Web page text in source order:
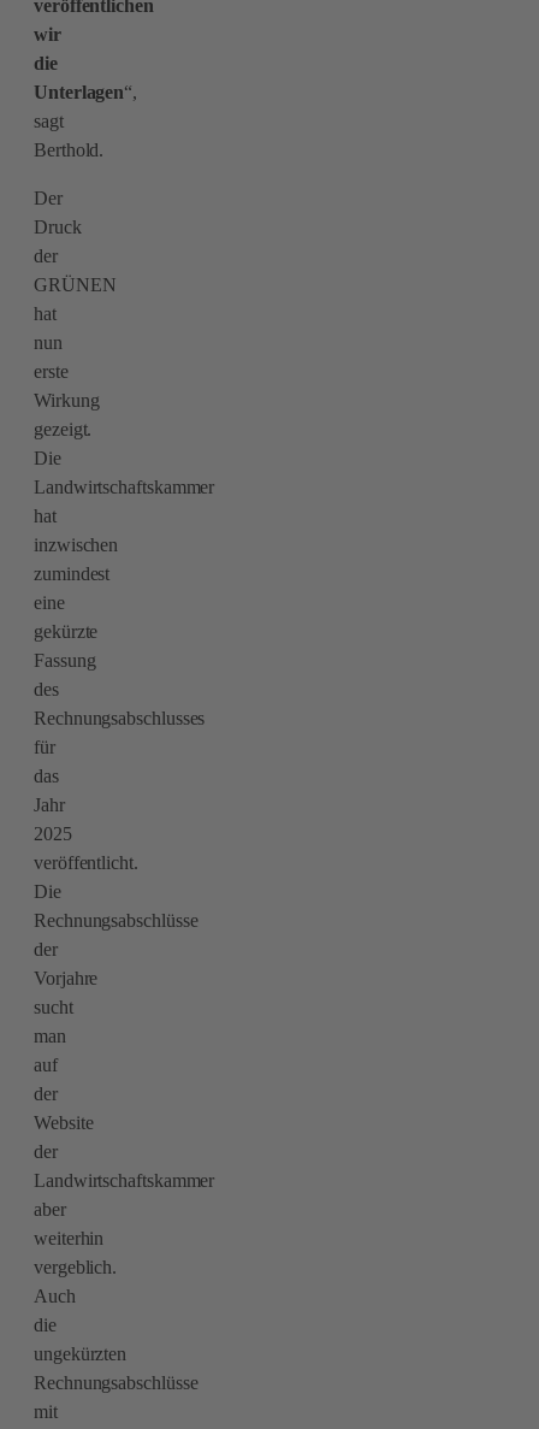
veröffentlichen
wir
die
Unterlagen“,
sagt
Berthold.
Der
Druck
der
GRÜNEN
hat
nun
erste
Wirkung
gezeigt.
Die
Landwirtschaftskammer
hat
inzwischen
zumindest
eine
gekürzte
Fassung
des
Rechnungsabschlusses
für
das
Jahr
2025
veröffentlicht.
Die
Rechnungsabschlüsse
der
Vorjahre
sucht
man
auf
der
Website
der
Landwirtschaftskammer
aber
weiterhin
vergeblich.
Auch
die
ungekürzten
Rechnungsabschlüsse
mit